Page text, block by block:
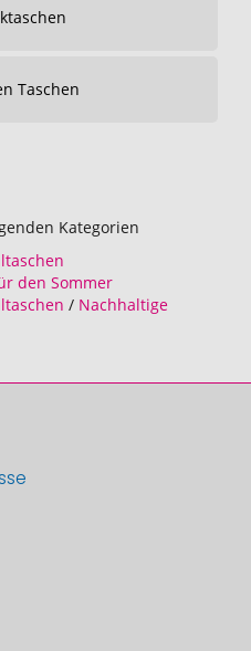
Taschen
Kategorien
den Sommer
/ Nachhaltige